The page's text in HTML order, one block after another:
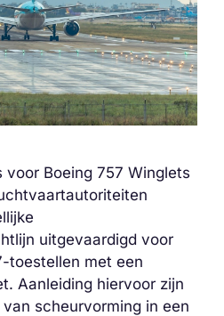
Boeing 757 Winglets
uitgevaardigd voor
toestellen met een
Aanleiding hiervoor zijn
scheurvorming in een